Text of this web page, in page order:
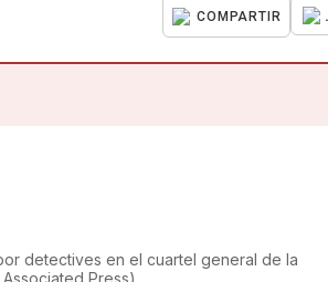
COMPARTIR
detectives en el cuartel general de la
Press)